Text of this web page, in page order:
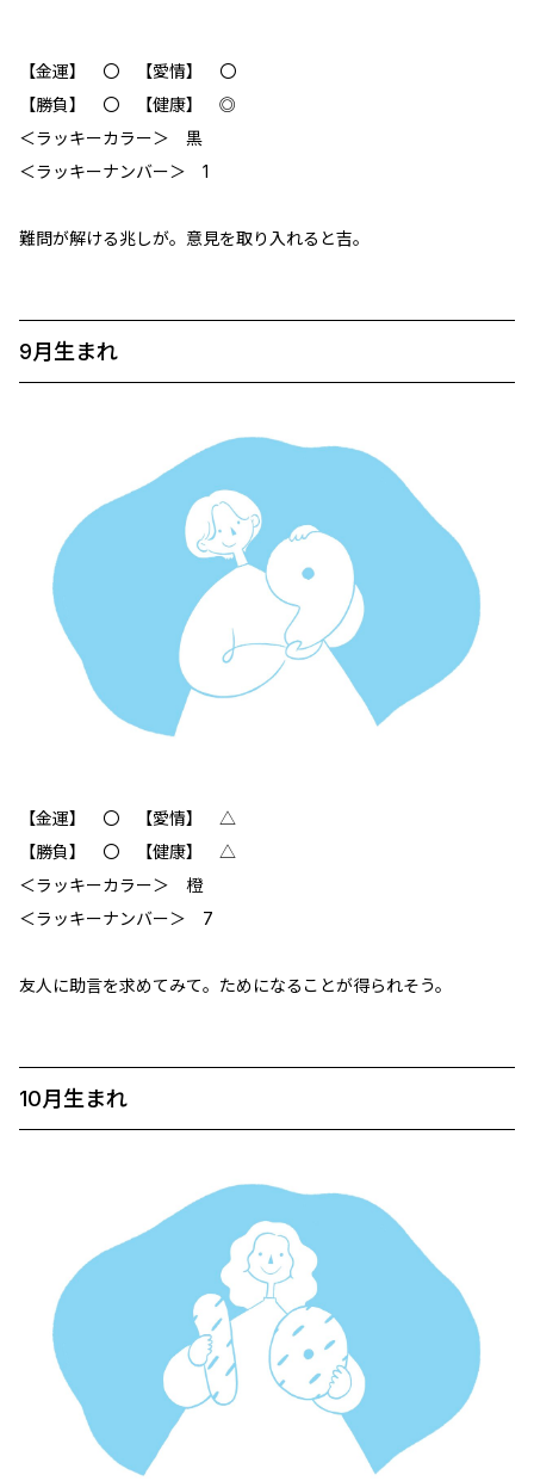
【金運】 〇 【愛情】 〇
【勝負】 〇 【健康】 ◎
＜ラッキーカラー＞ 黒
＜ラッキーナンバー＞ 1
難問が解ける兆しが。意見を取り入れると吉。
9月生まれ
【金運】 〇 【愛情】 △
【勝負】 〇 【健康】 △
＜ラッキーカラー＞ 橙
＜ラッキーナンバー＞ 7
友人に助言を求めてみて。ためになることが得られそう。
10月生まれ